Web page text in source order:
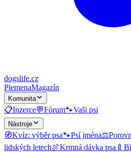
dogslife.cz
PlemenaMagazín
Komunita
📋Inzerce💬Fórum🐾Vaši psi
Nástroje
🧭Kvíz: výběr psa🐾Psí jména⚖️
lidských letech🍖Krmná dávka psa 🍼